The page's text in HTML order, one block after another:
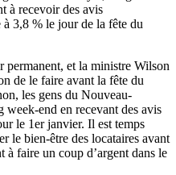
à recevoir des avis
à 3,8 % le jour de la fête du
permanent, et la ministre Wilson
de le faire avant la fête du
les gens du Nouveau-
end en recevant des avis
le 1er janvier. Il est temps
le bien-être des locataires avant
à faire un coup d’argent dans le